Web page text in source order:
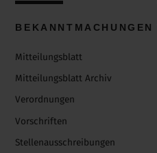
BEKANNTMACHUNGEN
Mitteilungsblatt
Mitteilungsblatt Archiv
Verordnungen
Vorschriften
Stellenausschreibungen